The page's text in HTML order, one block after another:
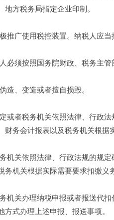
方税务局指定企业印制。
使用税控装置。纳税人应当
须按照国务院财政、税务主管
、变造或者擅自损毁。
税务机关依照法律、行政法
务会计报表以及税务机关根据
关依照法律、行政法规的规定
机关根据实际需要要求扣缴义
办理纳税申报或者报送代扣
式办理上述申报、报送事项。